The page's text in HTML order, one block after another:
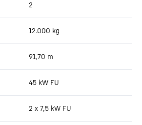
2
12.000 kg
91,70 m
45 kW FU
2 x 7,5 kW FU